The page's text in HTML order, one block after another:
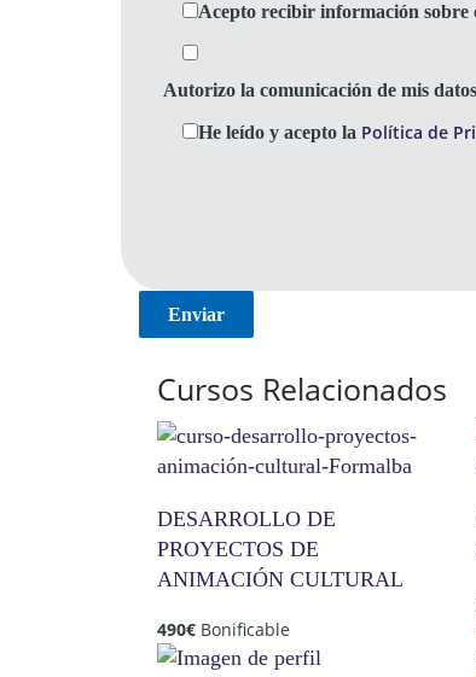
Acepto recibir información sobre
Autorizo la comunicación de mis
He leído y acepto la Política de
Cursos Relacionados
DESARROLLO DE
PROYECTOS DE
ANIMACIÓN CULTURAL
490€ Bonificable